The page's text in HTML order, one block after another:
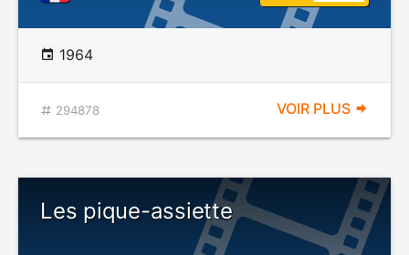
1964
294878 VOIR PLUS
Les pique-assiette